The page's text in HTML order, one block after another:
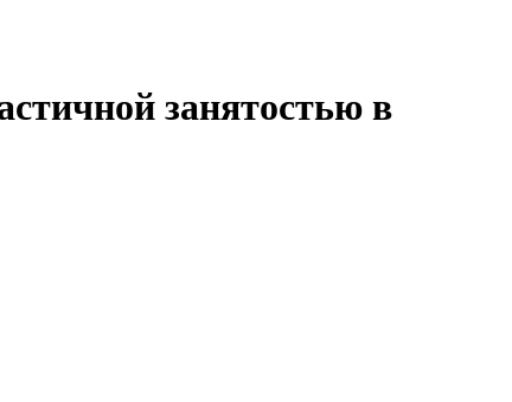
занятостью в